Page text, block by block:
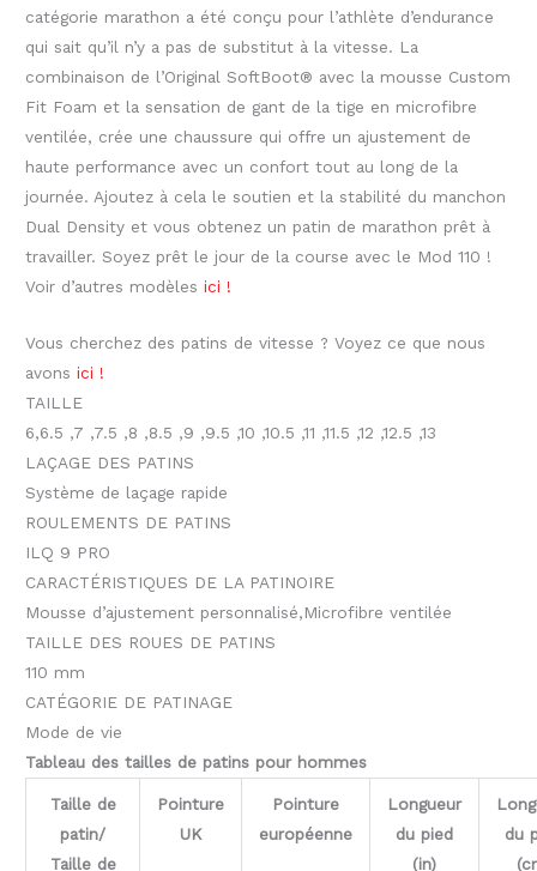
catégorie marathon a été conçu pour l’athlète d’endurance
qui sait qu’il n’y a pas de substitut à la vitesse. La
combinaison de l’Original SoftBoot® avec la mousse Custom
Fit Foam et la sensation de gant de la tige en microfibre
ventilée, crée une chaussure qui offre un ajustement de
haute performance avec un confort tout au long de la
journée. Ajoutez à cela le soutien et la stabilité du manchon
Dual Density et vous obtenez un patin de marathon prêt à
travailler. Soyez prêt le jour de la course avec le Mod 110 !
Voir d’autres modèlesici !
Vous cherchez des patins de vitesse ? Voyez ce que nous
avonsici !
TAILLE
6,6.5 ,7 ,7.5 ,8 ,8.5 ,9 ,9.5 ,10 ,10.5 ,11 ,11.5 ,12 ,12.5 ,13
LAÇAGE DES PATINS
Système de laçage rapide
ROULEMENTS DE PATINS
ILQ 9 PRO
CARACTÉRISTIQUES DE LA PATINOIRE
Mousse d’ajustement personnalisé,Microfibre ventilée
TAILLE DES ROUES DE PATINS
110 mm
CATÉGORIE DE PATINAGE
Mode de vie
Tableau des tailles de patins pour hommes
Taille de
patin/
Taille de
Pointure
UK
Pointure
européenne
Longueur
du pied
(in)
du